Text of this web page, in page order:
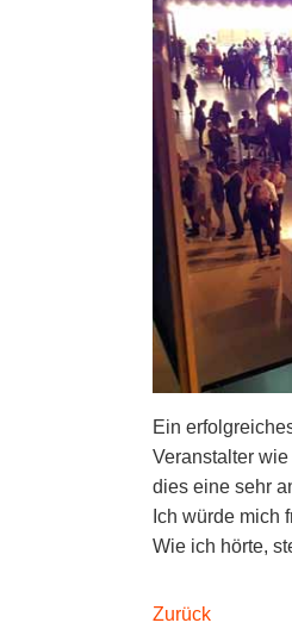
Ein
Veranstalter
dies eine sehr
Ich würde mich
Wie ich hörte,
Zurück